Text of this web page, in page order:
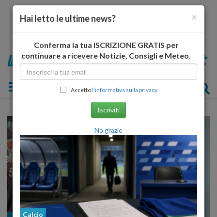
Toggle navigation
×
Hai letto le ultime news?
Conferma la tua ISCRIZIONE GRATIS per
continuare a ricevere Notizie, Consigli e Meteo.
Accettol'informativa sulla privacy
Iscriviti
No grazie
Calcio